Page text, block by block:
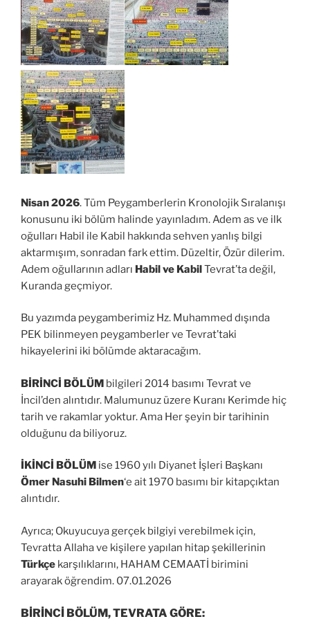
Nisan 2026. Tüm Peygamberlerin Kronolojik Sıralanışı
konusunu iki bölüm halinde yayınladım. Adem as ve ilk
oğulları Habil ile Kabil hakkında sehven yanlış bilgi
aktarmışım, sonradan fark ettim. Düzeltir, Özür dilerim.
Adem oğullarının adları Habil ve KabilTevrat’ta değil,
Kuranda geçmiyor.
Bu yazımda peygamberimiz Hz. Muhammed dışında
PEK bilinmeyen peygamberler ve Tevrat’taki
hikayelerini iki bölümde aktaracağım.
BİRİNCİ BÖLÜM bilgileri 2014 basımı Tevrat ve
İncil’den alıntıdır. Malumunuz üzere Kuranı Kerimde hiç
tarih ve rakamlar yoktur. Ama Her şeyin bir tarihinin
olduğunu da biliyoruz.
İKİNCİ BÖLÜM ise 1960 yılı Diyanet İşleri Başkanı
Ömer Nasuhi Bilmen‘e ait 1970 basımı bir kitapçıktan
alıntıdır.
Ayrıca; Okuyucuya gerçek bilgiyi verebilmek için,
Tevratta Allaha ve kişilere yapılan hitap şekillerinin
Türkçe karşılıklarını, HAHAM CEMAATİ birimini
arayarak öğrendim. 07.01.2026
BİRİNCİ BÖLÜM, TEVRATA GÖRE: